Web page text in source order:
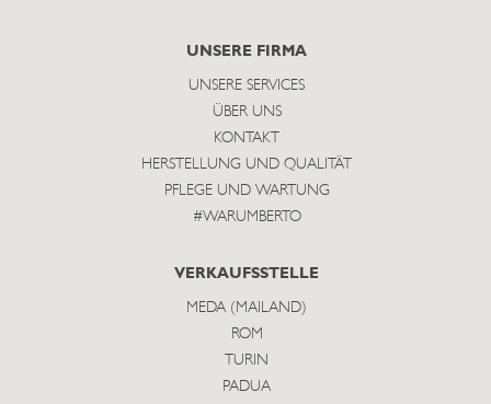
subscribe
UNSERE FIRMA
UNSERE SERVICES
ÜBER UNS
KONTAKT
HERSTELLUNG UND QUALITÄT
PFLEGE UND WARTUNG
#WARUMBERTO
VERKAUFSSTELLE
MEDA (MAILAND)
ROM
TURIN
PADUA